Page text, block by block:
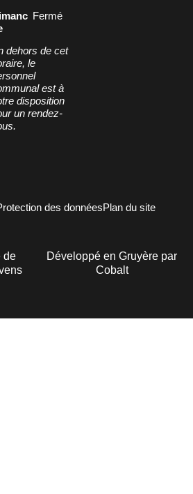
Fermé
dehors de cet
le
est à
disposition
un rendez-
des donnéesPlan du site
de
Développé en Gruyère par
Cobalt